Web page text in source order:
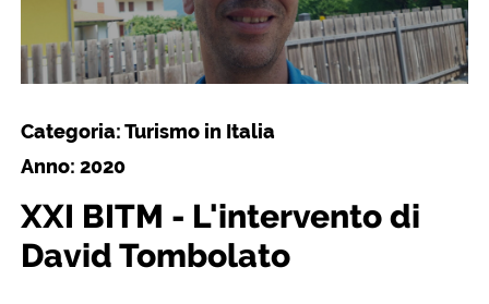
Categoria: Turismo in Italia
Anno: 2020
XXI BITM - L'intervento di
David Tombolato